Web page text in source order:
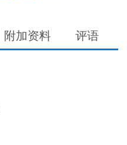
附加资料 评语